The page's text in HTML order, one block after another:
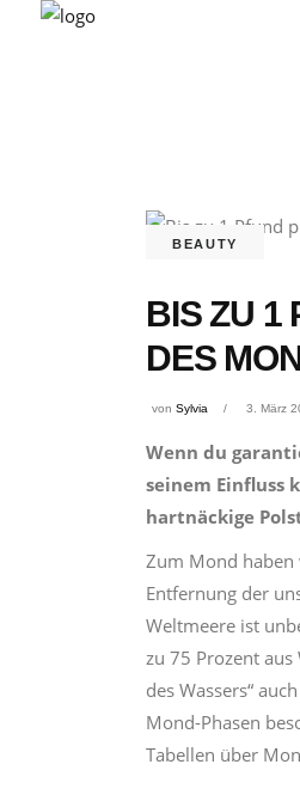
BEAUTY
BIS ZU 1
DES
von Sylvia 3. März
Wenn du
seinem Einfluss
hartnäckige
Zum Mond haben
Entfernung der
Weltmeere ist
zu 75 Prozent
des Wassers“
Mond-Phasen
Tabellen über